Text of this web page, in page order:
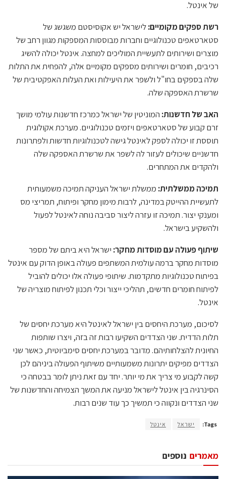
​​של אינטל.
רשת ספקים מקומיים:לישראל יש אקוסיסטם משגשג של
סטארטאפים טכנולוגיים וחברות מבוססות המספקות מגוון רחב של
מוצרים ושירותים לתעשיית המוליכים למחצה. אינטל יכולה להשיג
רכיבים, חומרים ושירותים מספקים מקומיים אלה, להפחית את התלות
שלה בספקים בחו"ל ולשפר את היעילות ואת העלות האפקטיבית של
שרשרת האספקה ​​שלה.
האב של חדשנות: המוניטין של ישראל כמרכז חדשנות עולמי מושך
זרם קבוע של סטארטאפים ויזמים טכנולוגיים. מערכת אקולוגית
תוססת זו יכולה לספק לאינטל גישה לטכנולוגיות חדשות ולפתרונות
חדשניים שיכולים לעזור לה לשפר את שרשרת האספקה ​​שלה
ולהקדים את המתחרים.
תמיכה ממשלתית: ממשלת ישראל העניקה תמיכה משמעותית
לתעשיית ההייטק במדינה, לרבות מימון מחקר ופיתוח, תמריצי מס
ומענקי יצור. תמיכה זו עזרה ליצור סביבה נוחה לאינטל לפעול
ולהשקיע בישראל.
שיתוף פעולה עם מוסדות מחקר: ישראל היא ביתם של מספר
מוסדות מחקר ברמה עולמית המשתפים פעולה באופן הדוק עם אינטל
בפיתוח טכנולוגיות מתקדמות. שיתופי פעולה אלו יכולים להוביל
לפיתוח חומרים חדשים, תהליכי ייצור וכלי תכנון לפיתוח מוצריה של
אינטל.
לסיכום, מערכת היחסים בין ישראל לאינטל היא מערכת יחסים של
תלות הדדית. שני הצדדים השקיעו רבות זה בזה, ויצרו שותפות
החיונית להצלחותיהם. מדובר במערכת יחסים סימביוטית, כאשר שני
הצדדים מפיקים יתרונות משמעותיים משיתוף הפעולה ביניהם לכן
קשה לקבוע מי צריך את מי יותר. יחד עם זאת ניתן לומר בבטחה כי
הסינרגיה בין אינטל לישראל מניעה את המשך הצמיחה והחדשנות של
שני הצדדים ונקווה כי תמשיך כך עוד שנים רבות.
Tags: ישראל אינטל
נוספים מאמרים